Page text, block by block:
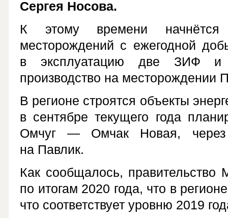
Сергея Носова.
К этому времени
месторождений с ежегодной
в эксплуатацию две ЗИФ и
производство на
В регионе строятся объекты
в сентябре текущего года
Омчуг — Омчак Новая, через
на Павлик.
Как сообщалось, правительство
по итогам 2020 года, что в
что соответствует уровню 2019